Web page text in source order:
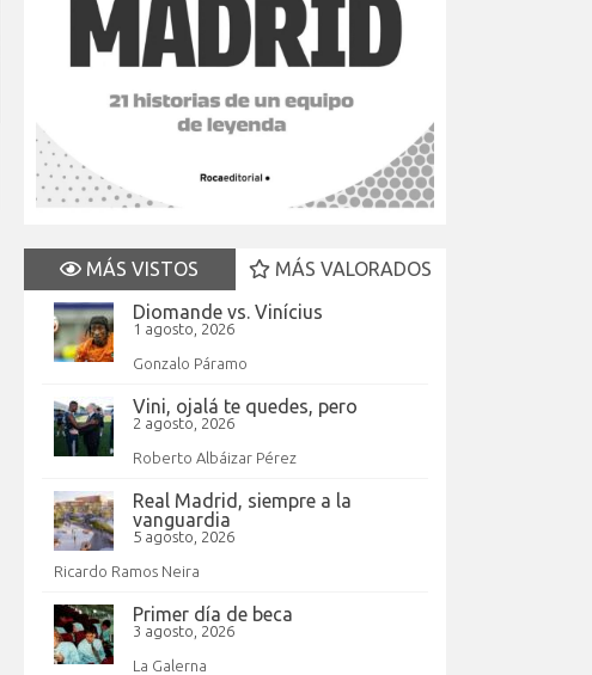
MÁS VISTOS
MÁS VALORADOS
Diomande vs. Vinícius
1 agosto, 2026
Gonzalo Páramo
Vini, ojalá te quedes, pero
2 agosto, 2026
Roberto Albáizar Pérez
Real Madrid, siempre a la
vanguardia
5 agosto, 2026
Ricardo Ramos Neira
Primer día de beca
3 agosto, 2026
La Galerna